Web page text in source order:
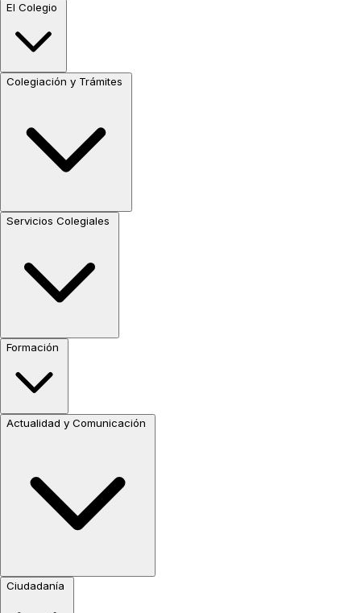
El Colegio
Colegiación y Trámites
Servicios Colegiales
Formación
Actualidad y Comunicación
Ciudadanía